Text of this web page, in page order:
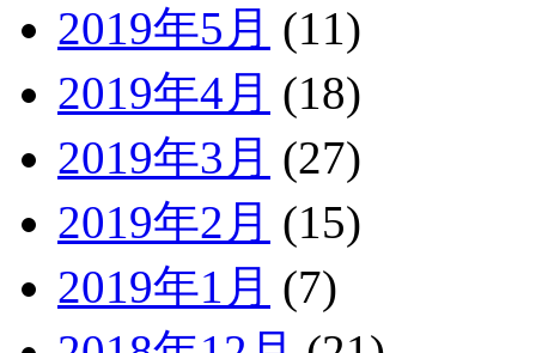
2019年5月 (11)
2019年4月 (18)
2019年3月 (27)
2019年2月 (15)
2019年1月 (7)